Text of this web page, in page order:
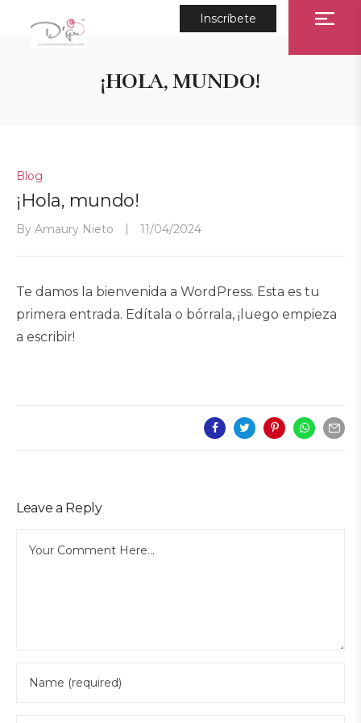
Inscríbete
¡HOLA, MUNDO!
Posted
In
Blog
¡Hola, mundo!
By Amaury Nieto 11/04/2024
Te damos la bienvenida a WordPress. Esta es tu
primera entrada. Edítala o bórrala, ¡luego empieza
a escribir!
Leave a Reply